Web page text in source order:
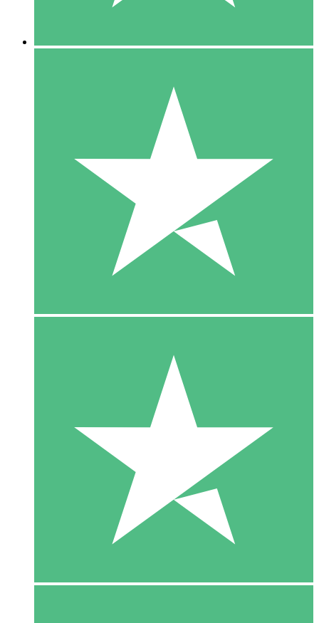
10 Downloads
20 00